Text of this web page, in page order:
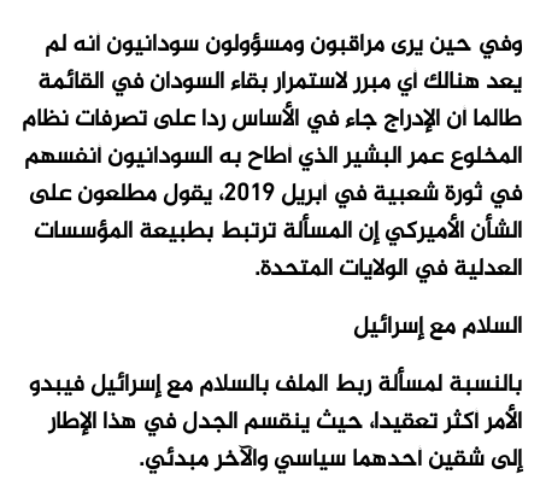
وفي حين يرى مراقبون ومسؤولون سودانيون أنه لم
يعد هنالك أي مبرر لاستمرار بقاء السودان في القائمة
طالما أن الإدراج جاء في الأساس ردا على تصرفات نظام
المخلوع عمر البشير الذي أطاح به السودانيون أنفسهم
في ثورة شعبية في أبريل 2019، يقول مطلعون على
الشأن الأميركي إن المسألة ترتبط بطبيعة المؤسسات
العدلية في الولايات المتحدة.
السلام مع إسرائيل
بالنسبة لمسألة ربط الملف بالسلام مع إسرائيل فيبدو
الأمر أكثر تعقيدا، حيث ينقسم الجدل في هذا الإطار
إلى شقين أحدهما سياسي والآخر مبدئي.